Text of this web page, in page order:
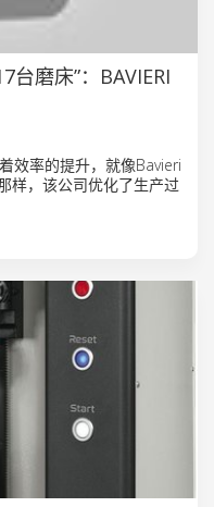
台磨床”：BAVIERI
效率的提升，就像Bavieri
样，该公司优化了生产过